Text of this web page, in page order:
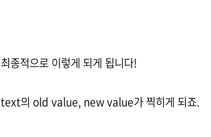
최종적으로 이렇게 되게 됩니다!
text의 old value, new value가 찍히게 되죠.